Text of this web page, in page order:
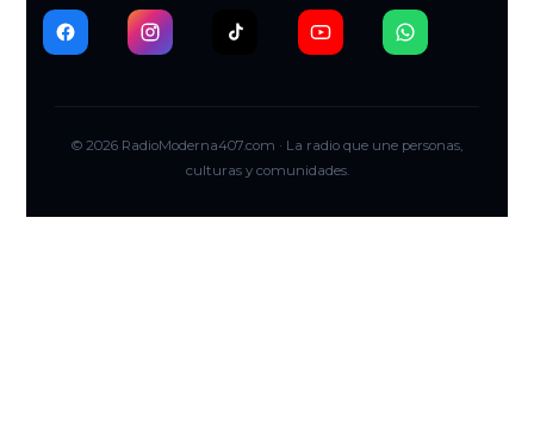
© 2026 RadioModerna407.com · La radio que une personas,
culturas y comunidades.